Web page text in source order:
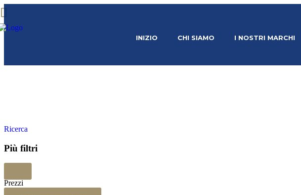
INIZIO CHI SIAMO I NOSTRI MARCHI
Ricerca
Più filtri
Prezzi